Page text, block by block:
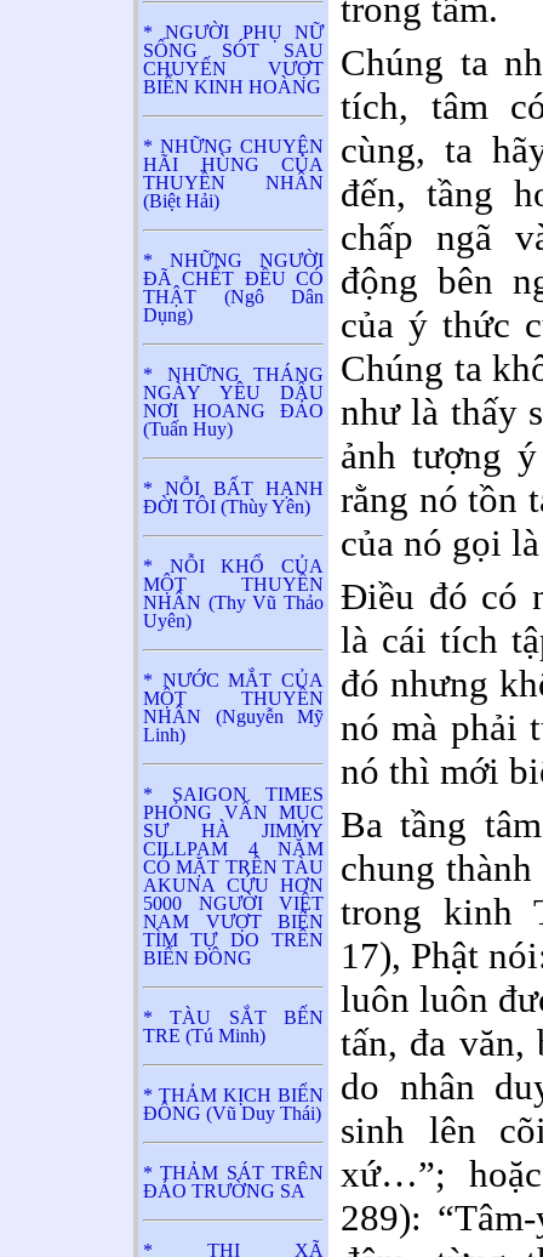
* NGƯỜI PHỤ NỮ
SỐNG SÓT SAU
CHUYẾN VƯỢT
BIỂN KINH HOÀNG
* NHỮNG CHUYỆN
HÃI HÙNG CỦA
THUYỀN NHÂN
(Biệt Hải)
* NHỮNG NGƯỜI
ĐÃ CHẾT ĐỀU CÓ
THẬT (Ngô Dân
Dụng)
* NHỮNG THÁNG
NGÀY YÊU DẤU
NƠI HOANG ĐẢO
(Tuấn Huy)
* NỖI BẤT HẠNH
ĐỜI TÔI (Thùy Yên)
* NỖI KHỔ CỦA
MỘT THUYỀN
NHÂN (Thy Vũ Thảo
Uyên)
* NƯỚC MẮT CỦA
MỘT THUYỀN
NHÂN (Nguyễn Mỹ
Linh)
* SAIGON TIMES
PHỎNG VẤN MỤC
SƯ HÀ JIMMY
CILLPAM 4 NĂM
CÓ MẶT TRÊN TÀU
AKUNA CỨU HƠN
5000 NGƯỜI VIỆT
NAM VƯỢT BIỂN
TÌM TỰ DO TRÊN
BIỂN ĐÔNG
* TÀU SẮT BẾN
TRE (Tú Minh)
* THẢM KỊCH BIỂN
ĐÔNG (Vũ Duy Thái)
* THẢM SÁT TRÊN
ĐẢO TRƯỜNG SA
* THỊ XÃ
trong tâm.
Chúng ta
tích, tâm
cùng, ta
đến, tầng
chấp ngã
động bên
của ý thức
Chúng ta
như là thấy
ảnh tượng
rằng nó tồn
của nó gọi
Điều đó có
là cái tích
đó nhưng
nó mà phải
nó thì mới
Ba tầng
chung
trong kinh
17), Phật
luôn luôn
tấn, đa
do nhân
sinh lên
xứ…”;
289):